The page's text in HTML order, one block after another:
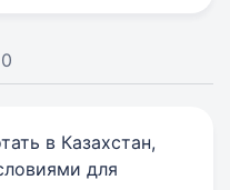
0
в Казахстан,
для